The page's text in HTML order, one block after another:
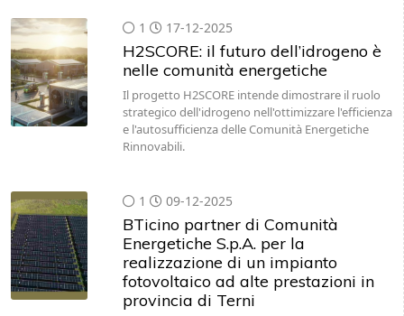
1 17-12-2025
H2SCORE: il futuro dell’idrogeno è
nelle comunità energetiche
Il progetto H2SCORE intende dimostrare il ruolo
strategico dell'idrogeno nell'ottimizzare l'efficienza
e l'autosufficienza delle Comunità Energetiche
Rinnovabili.
1 09-12-2025
BTicino partner di Comunità
Energetiche S.p.A. per la
realizzazione di un impianto
fotovoltaico ad alte prestazioni in
provincia di Terni